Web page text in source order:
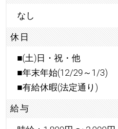
なし
休日
■(土)日・祝・他
■年末年始(12/29～1/3)
■有給休暇(法定通り)
給与